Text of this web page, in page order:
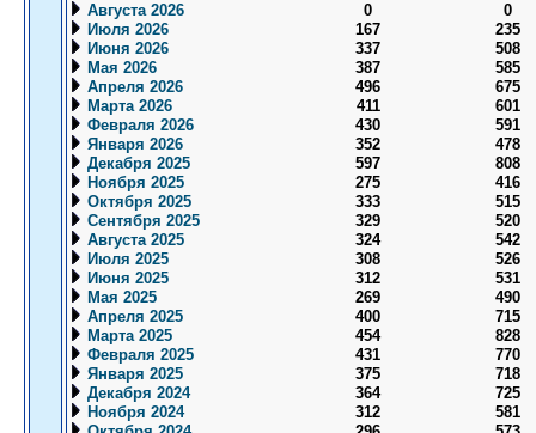
Августа 2026
0
0
Июля 2026
167
235
Июня 2026
337
508
Мая 2026
387
585
Апреля 2026
496
675
Марта 2026
411
601
Февраля 2026
430
591
Января 2026
352
478
Декабря 2025
597
808
Ноября 2025
275
416
Октября 2025
333
515
Сентября 2025
329
520
Августа 2025
324
542
Июля 2025
308
526
Июня 2025
312
531
Мая 2025
269
490
Апреля 2025
400
715
Марта 2025
454
828
Февраля 2025
431
770
Января 2025
375
718
Декабря 2024
364
725
Ноября 2024
312
581